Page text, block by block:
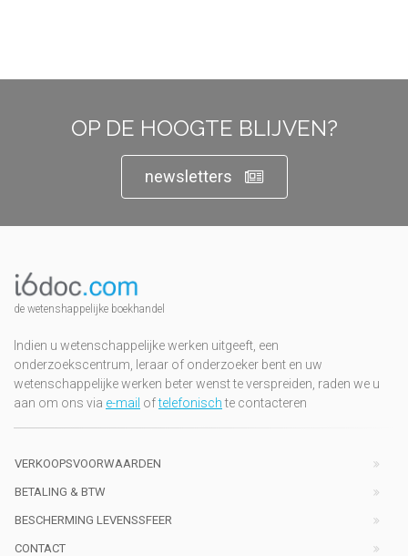
OP DE HOOGTE BLIJVEN?
newsletters
de wetenshappelijke boekhandel
Indien u wetenschappelijke werken uitgeeft, een
onderzoekscentrum, leraar of onderzoeker bent en uw
wetenschappelijke werken beter wenst te verspreiden, raden we u
aan om ons via e-mail oftelefonischte contacteren
VERKOOPSVOORWAARDEN
BETALING & BTW
BESCHERMING LEVENSSFEER
CONTACT